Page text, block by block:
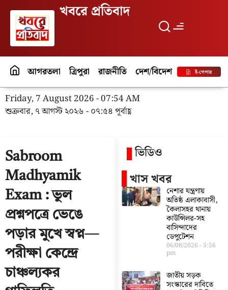
খবরে প্রতিবাদ
আগরতলা ত্রিপুরা রাজনীতি দেশ/বিদেশ পর্যটনই-পেপার
Friday, 7 August 2026 - 07:54 AM
শুক্রবার, ৭ আগস্ট ২০২৬ - ০৭:৫৪ পূর্বাহ্ণ
Sabroom
Madhyamik
Exam : ভুল
প্রশ্নপত্রে ভেঙে
পড়ার মুখে স্বপ্ন—
পরীক্ষা কেন্দ্রে
চাঞ্চল্যকর
ভিডিও
খাস খবর
নেশার যন্ত্রণায়
অতিষ্ঠ এলাকাবাসী,
কৈলাসহর থানায়
কাউন্সিলর-সহ
বাসিন্দাদের
ডেপুটেশন
06/08/2026 5:56
pm
জাতীয় সড়ক
সংস্কারের দাবিতে